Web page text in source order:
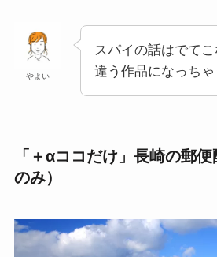
やよい
スパイの話はでてこ
違う作品になっちゃ
「＋αココだけ」長崎の郵
のみ）